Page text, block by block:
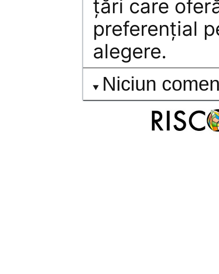
țări care
preferențial
alegere.
Niciun